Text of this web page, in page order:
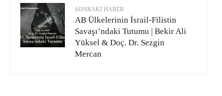
SONRAKI HABER
AB Ülkelerinin İsrail-Filistin
Savaşı’ndaki Tutumu | Bekir Ali
Yüksel & Doç. Dr. Sezgin
Mercan